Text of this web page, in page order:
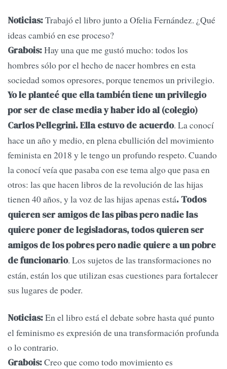
Noticias:Trabajó el libro junto a Ofelia Fernández. ¿Qué
ideas cambió en ese proceso?
Grabois:Hay una que me gustó mucho: todos los
hombres sólo por el hecho de nacer hombres en esta
sociedad somos opresores, porque tenemos un privilegio.
Yo le planteé que ella también tiene un privilegio
por ser de clase media y haber ido al (colegio)
Carlos Pellegrini. Ella estuvo de acuerdo. La conocí
hace un año y medio, en plena ebullición del movimiento
feminista en 2018 y le tengo un profundo respeto. Cuando
la conocí veía que pasaba con ese tema algo que pasa en
otros: las que hacen libros de la revolución de las hijas
tienen 40 años, y la voz de las hijas apenas está. Todos
quieren ser amigos de las pibas pero nadie las
quiere poner de legisladoras, todos quieren ser
amigos de los pobres pero nadie quiere a un pobre
de funcionario. Los sujetos de las transformaciones no
están, están los que utilizan esas cuestiones para fortalecer
sus lugares de poder.
Noticias:En el libro está el debate sobre hasta qué punto
el feminismo es expresión de una transformación profunda
o lo contrario.
Grabois:Creo que como todo movimiento es